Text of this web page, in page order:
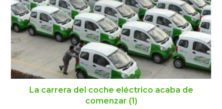
La carrera del coche eléctrico acaba de
comenzar (1)